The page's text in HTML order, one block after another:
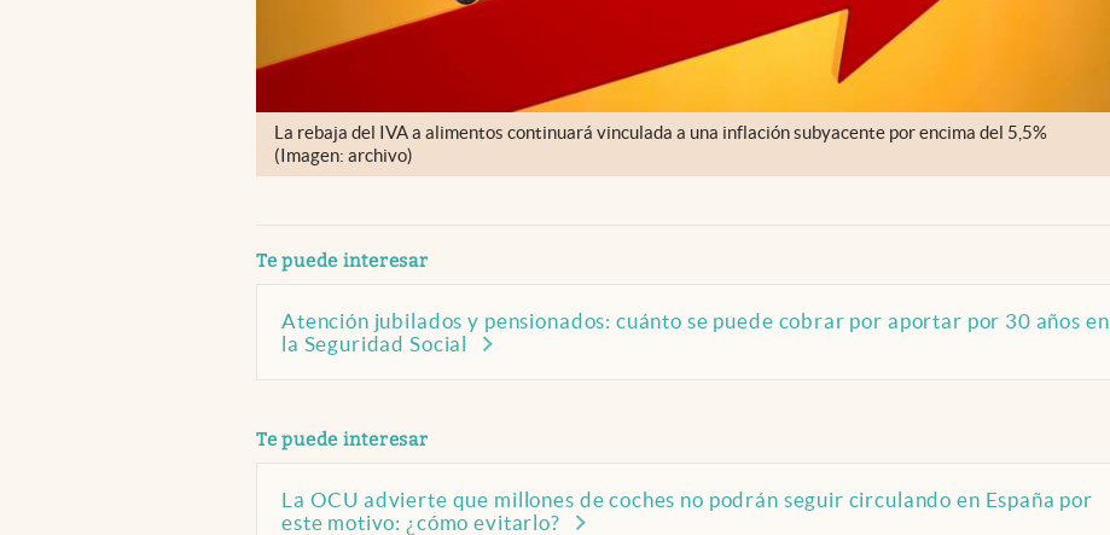
La rebaja del IVA a alimentos continuará vinculada a una inflación subyacente por encima del 5,5%
(Imagen: archivo)
Te puede interesar
Atención jubilados y pensionados: cuánto se puede cobrar por aportar por 30 años en
la Seguridad Social
abre en nueva pestaña
Te puede interesar
La OCU advierte que millones de coches no podrán seguir circulando en España por
este motivo: ¿cómo evitarlo?
abre en nueva pestaña